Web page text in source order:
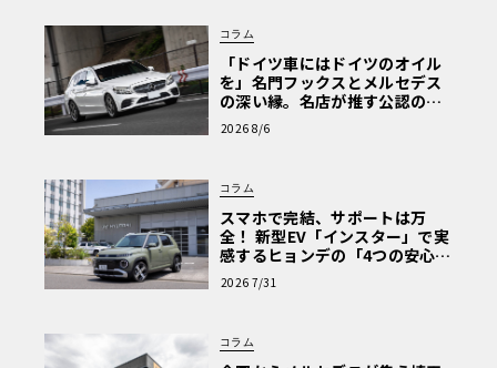
コラム
「ドイツ車にはドイツのオイル
を」名門フックスとメルセデス
の深い縁。名店が推す公認の安
心と、Cクラスで味わうシルキー
な走り〈PR〉
2026 8/6
コラム
スマホで完結、サポートは万
全！ 新型EV「インスター」で実
感するヒョンデの「4つの安心」
【第1回・ヒョンデ6つの疑問：
Why? Hyundai?】〈PR〉
2026 7/31
コラム